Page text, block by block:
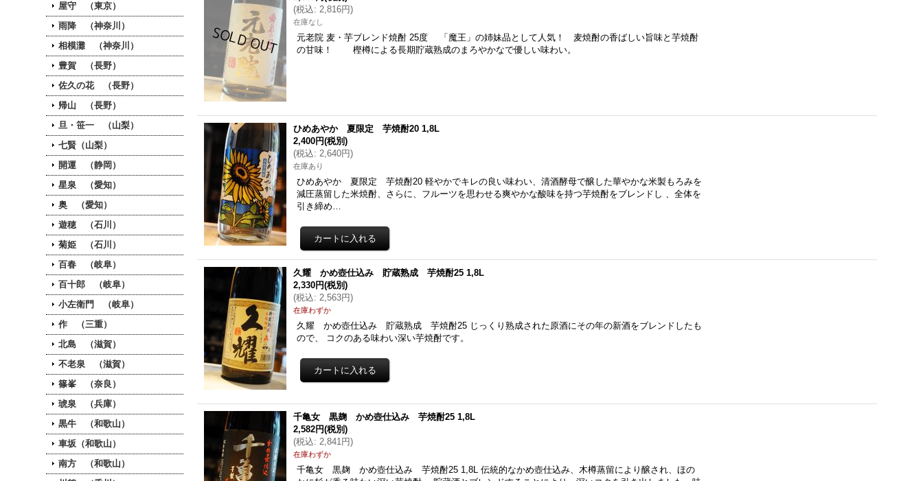
屋守 （東京）
雨降 （神奈川）
相模灘 （神奈川）
豊賀 （長野）
佐久の花 （長野）
帰山 （長野）
旦・笹一 （山梨）
七賢（山梨）
開運 （静岡）
星泉 （愛知）
奥 （愛知）
遊穂 （石川）
菊姫 （石川）
百春 （岐阜）
百十郎 （岐阜）
小左衛門 （岐阜）
作 （三重）
北島 （滋賀）
不老泉 （滋賀）
篠峯 （奈良）
琥泉 （兵庫）
黒牛 （和歌山）
車坂（和歌山）
南方 （和歌山）
(税込: 2,816円)
在庫なし
元老院 麦・芋ブレンド焼酎 25度 「魔王」の姉妹品として人気！ 麦焼酎の香ばしい旨味と芋焼酎
の甘味！ 樫樽による長期貯蔵熟成のまろやかなで優しい味わい。
ひめあやか 夏限定 芋焼酎20 1,8L
2,400円(税別)
(税込: 2,640円)
在庫あり
ひめあやか 夏限定 芋焼酎20 軽やかでキレの良い味わい、清酒酵母で醸した華やかな米製もろみを
減圧蒸留した米焼酎、さらに、フルーツを思わせる爽やかな酸味を持つ芋焼酎をブレンドし 、全体を
引き締め…
久耀 かめ壺仕込み 貯蔵熟成 芋焼酎25 1,8L
2,330円(税別)
(税込: 2,563円)
在庫わずか
久耀 かめ壺仕込み 貯蔵熟成 芋焼酎25 じっくり熟成された原酒にその年の新酒をブレンドしたも
ので、 コクのある味わい深い芋焼酎です。
千亀女 黒麹 かめ壺仕込み 芋焼酎25 1,8L
2,582円(税別)
(税込: 2,841円)
在庫わずか
千亀女 黒麹 かめ壺仕込み 芋焼酎25 1,8L 伝統的なかめ壺仕込み、木樽蒸留により醸され、ほの